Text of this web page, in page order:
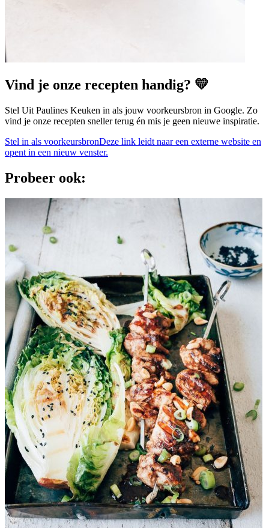
Vind je onze recepten handig? 💛
Stel Uit Paulines Keuken in als jouw voorkeursbron in Google. Zo
vind je onze recepten sneller terug én mis je geen nieuwe inspiratie.
Stel in als voorkeursbronDeze link leidt naar een externe website en
opent in een nieuw venster.
Probeer ook: